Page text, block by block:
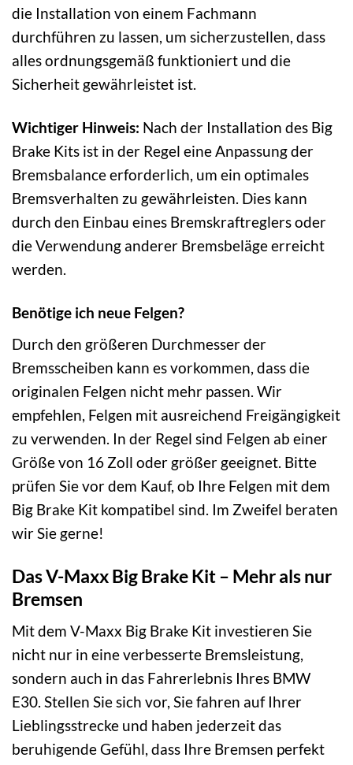
die Installation von einem Fachmann
durchführen zu lassen, um sicherzustellen, dass
alles ordnungsgemäß funktioniert und die
Sicherheit gewährleistet ist.
Wichtiger Hinweis: Nach der Installation des Big
Brake Kits ist in der Regel eine Anpassung der
Bremsbalance erforderlich, um ein optimales
Bremsverhalten zu gewährleisten. Dies kann
durch den Einbau eines Bremskraftreglers oder
die Verwendung anderer Bremsbeläge erreicht
werden.
Benötige ich neue Felgen?
Durch den größeren Durchmesser der
Bremsscheiben kann es vorkommen, dass die
originalen Felgen nicht mehr passen. Wir
empfehlen, Felgen mit ausreichend Freigängigkeit
zu verwenden. In der Regel sind Felgen ab einer
Größe von 16 Zoll oder größer geeignet. Bitte
prüfen Sie vor dem Kauf, ob Ihre Felgen mit dem
Big Brake Kit kompatibel sind. Im Zweifel beraten
wir Sie gerne!
Das V-Maxx Big Brake Kit – Mehr als nur
Bremsen
Mit dem V-Maxx Big Brake Kit investieren Sie
nicht nur in eine verbesserte Bremsleistung,
sondern auch in das Fahrerlebnis Ihres BMW
E30. Stellen Sie sich vor, Sie fahren auf Ihrer
Lieblingsstrecke und haben jederzeit das
beruhigende Gefühl, dass Ihre Bremsen perfekt